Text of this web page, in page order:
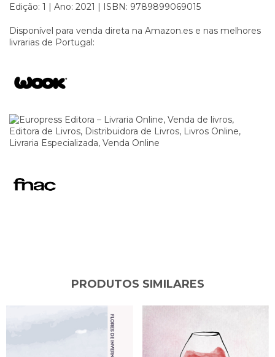
Edição: 1 | Ano: 2021 | ISBN: 9789899069015
Disponível para venda direta na Amazon.es e nas melhores
livrarias de Portugal:
PRODUTOS SIMILARES